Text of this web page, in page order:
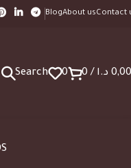
BlogAbout usContact
Search 0 0/ د.ا